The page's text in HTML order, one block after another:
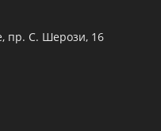
пр. С. Шерози, 16